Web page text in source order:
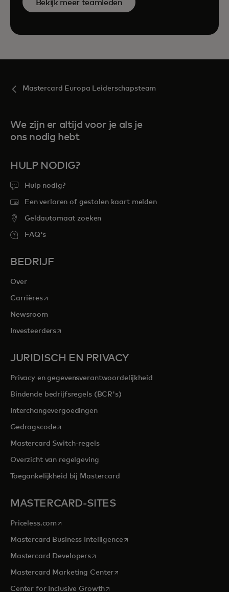
Bekijk meer teamleden
Mastercard Europa Leiderschapsteam
We zijn er altijd voor je als je
ons nodig hebt
HULP NODIG?
Hulp nodig?
Een verloren of gestolen kaart melden
Geldautomaat zoeken
FAQ's
BEDRIJF
Over
Carrièresopens in a new tab
Newsroom
Investeerdersopens in a new tab
JURIDISCH EN PRIVACY
Privacy en gegevensverantwoordelijkheid
Bindende bedrijfsregels (BCR's)
Interchangevergoedingen
Gedragscodeopens in a new tab
Mastercard Switch-regels
Overzicht van regelgeving
Toegankelijkheid bij Mastercard
MASTERCARD-SITES
Priceless.com opens in a new tab
Mastercard Business Intelligenceopens in a new tab
Mastercard Developersopens in a new tab
Mastercard Marketing Centeropens in a new tab
Center for Inclusive Growthopens in a new tab